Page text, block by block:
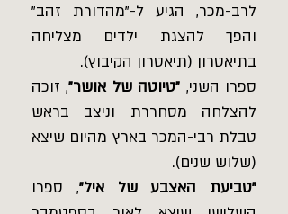
לרב-מכר, הגיע ל-"מהדורת זהב"
והפך להצגת ילדים מצליחה
בתיאטרון (תיאטרון הקיבוץ).
ספרו השני, "טיוטה של אושר", זוכה
להצלחה מסחררת וניצב בראש
טבלת רבי-המכר בארץ מהיום שיצא
(שלוש שנים).
"טביעת האצבע של איל", ספרו